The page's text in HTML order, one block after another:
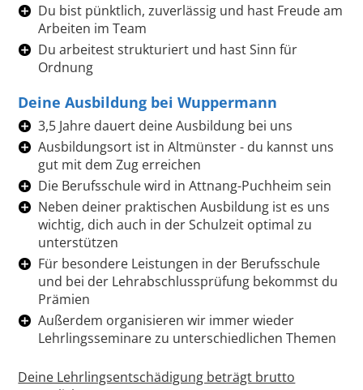
Du bist pünktlich, zuverlässig und hast Freude am
Arbeiten im Team
Du arbeitest strukturiert und hast Sinn für
Ordnung
Deine Ausbildung bei Wuppermann
3,5 Jahre dauert deine Ausbildung bei uns
Ausbildungsort ist in Altmünster - du kannst uns
gut mit dem Zug erreichen
Die Berufsschule wird in Attnang-Puchheim sein
Neben deiner praktischen Ausbildung ist es uns
wichtig, dich auch in der Schulzeit optimal zu
unterstützen
Für besondere Leistungen in der Berufsschule
und bei der Lehrabschlussprüfung bekommst du
Prämien
Außerdem organisieren wir immer wieder
Lehrlingsseminare zu unterschiedlichen Themen
Deine Lehrlingsentschädigung beträgt brutto